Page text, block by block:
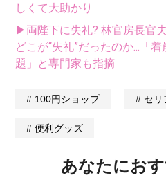
しくて大助かり
▶両陛下に失礼? 林官房長官夫
どこが“失礼”だったのか...「
題」と専門家も指摘
100円ショップ セリ
便利グッズ
あなたにお